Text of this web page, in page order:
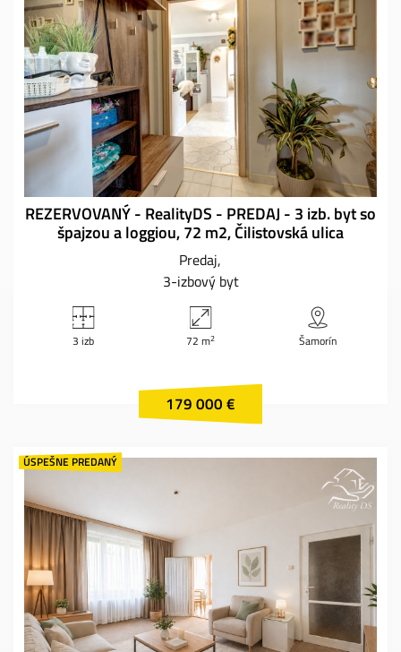
REZERVOVANÝ - RealityDS - PREDAJ - 3 izb. byt so
špajzou a loggiou, 72 m2, Čilistovská ulica
Predaj
3-izbový byt
3 izb 72 m2 Šamorín
179 000 €
ÚSPEŠNE PREDANÝ